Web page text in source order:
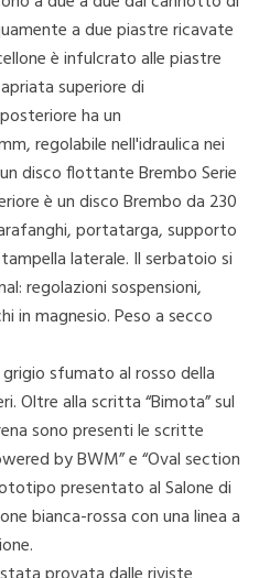
a due piastre ricavate
è infulcrato alle piastre
superiore di
ha un
regolabile nell'idraulica nei
disco flottante Brembo Serie
è un disco Brembo da 230
portatarga, supporto
laterale. Il serbatoio si
regolazioni sospensioni,
in magnesio. Peso a secco
sfumato al rosso della
Oltre alla scritta “Bimota” sul
sono presenti le scritte
by BWM” e “Oval section
presentato al Salone di
bianca-rossa con una linea a